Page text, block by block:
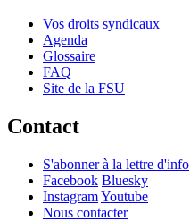
Vos droits syndicaux
Agenda
Glossaire
FAQ
Site de la FSU
Contact
S'abonner à la lettre d'info
Facebook Bluesky
InstagramYoutube
Nous contacter